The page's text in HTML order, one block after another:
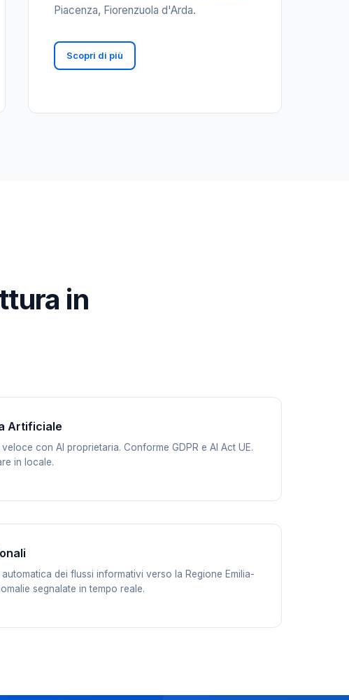
Piacenza, Fiorenzuola d'Arda.
Scopri di più
in
Artificiale
con AI proprietaria. Conforme GDPR e AI Act UE.
in locale.
dei flussi informativi verso la Regione Emilia-
segnalate in tempo reale.